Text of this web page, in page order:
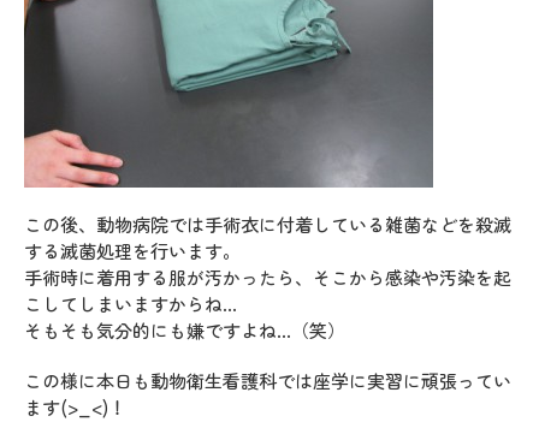
この後、動物病院では手術衣に付着している雑菌などを殺滅
する滅菌処理を行います。
手術時に着用する服が汚かったら、そこから感染や汚染を起
こしてしまいますからね…
そもそも気分的にも嫌ですよね…（笑）
この様に本日も動物衛生看護科では座学に実習に頑張ってい
ます(>_<)！